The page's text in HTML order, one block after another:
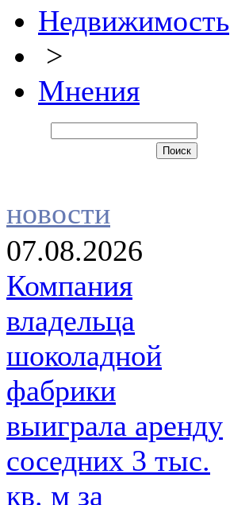
Недвижимость
>
Мнения
новости
07.08.2026
Компания
владельца
шоколадной
фабрики
выиграла аренду
соседних 3 тыс.
кв. м за